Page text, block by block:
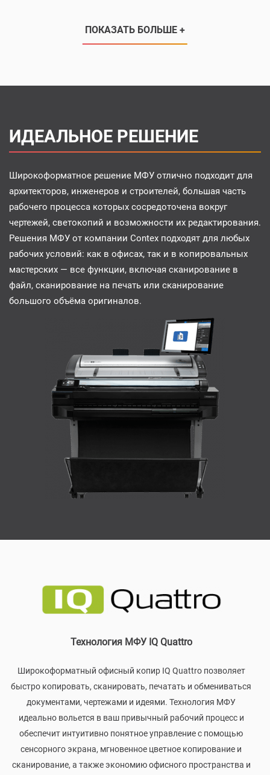
ПОКАЗАТЬ БОЛЬШЕ +
ИДЕАЛЬНОЕ РЕШЕНИЕ
Широкоформатное решение МФУ отлично подходит для
архитекторов, инженеров и строителей, большая часть
рабочего процесса которых сосредоточена вокруг
чертежей, светокопий и возможности их редактирования.
Решения МФУ от компании Contex подходят для любых
рабочих условий: как в офисах, так и в копировальных
мастерских — все функции, включая сканирование в
файл, сканирование на печать или сканирование
большого объёма оригиналов.
Технология МФУ IQ Quattro
Широкоформатный офисный копир IQ Quattro позволяет
быстро копировать, сканировать, печатать и обмениваться
документами, чертежами и идеями. Технология МФУ
идеально вольется в ваш привычный рабочий процесс и
обеспечит интуитивно понятное управление с помощью
сенсорного экрана, мгновенное цветное копирование и
сканирование, а также экономию офисного пространства и